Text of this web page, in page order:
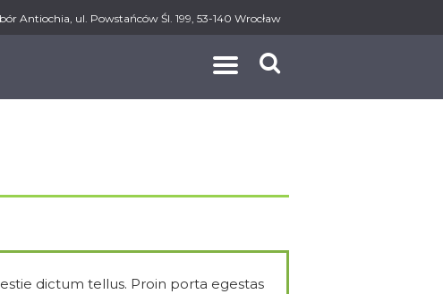
Antiochia, ul. Powstańców Śl. 199, 53-140 Wrocław
dictum tellus. Proin porta egestas